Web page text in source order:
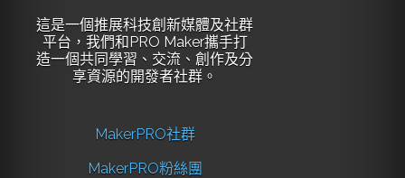
這是一個推展科技創新媒體及社群
平台，我們和PRO Maker攜手打
造一個共同學習、交流、創作及分
享資源的開發者社群。
MakerPRO社群
MakerPRO粉絲團